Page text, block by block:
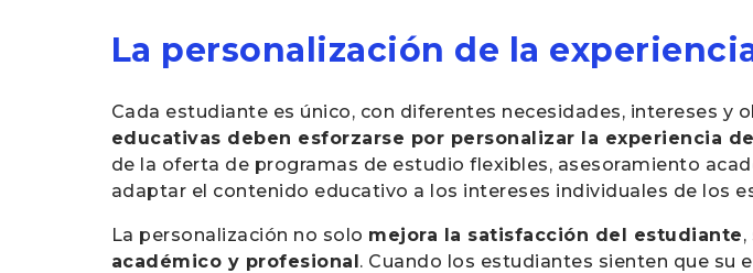
La personalización de la
Cada estudiante es único, con diferentes necesidades, intereses y
educativas deben esforzarse por personalizar la experiencia
de la oferta de programas de estudio flexibles, asesoramiento
adaptar el contenido educativo a los intereses individuales de los
La personalización no solo mejora la satisfacción del estudiante
académico y profesional. Cuando los estudiantes sienten que su